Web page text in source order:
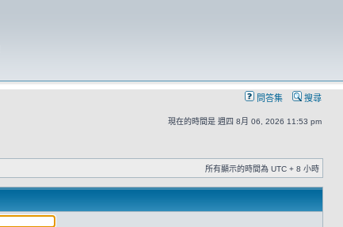
問答集 搜尋
現在的時間是 週四 8月 06, 2026 11:53 pm
所有顯示的時間為 UTC + 8 小時